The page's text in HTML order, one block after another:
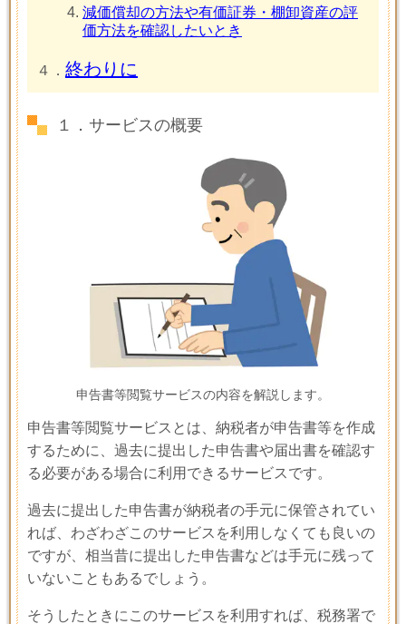
減価償却の方法や有価証券・棚卸資産の評
価方法を確認したいとき
４． 終わりに
１．サービスの概要
申告書等閲覧サービスの内容を解説します。
申告書等閲覧サービスとは、納税者が申告書等を作成
するために、過去に提出した申告書や届出書を確認す
る必要がある場合に利用できるサービスです。
過去に提出した申告書が納税者の手元に保管されてい
れば、わざわざこのサービスを利用しなくても良いの
ですが、相当昔に提出した申告書などは手元に残って
いないこともあるでしょう。
そうしたときにこのサービスを利用すれば、税務署で